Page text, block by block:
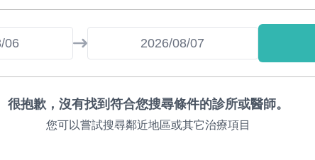
很抱歉，沒有找到符合您搜尋條件的診所或醫師。
您可以嘗試搜尋鄰近地區或其它治療項目